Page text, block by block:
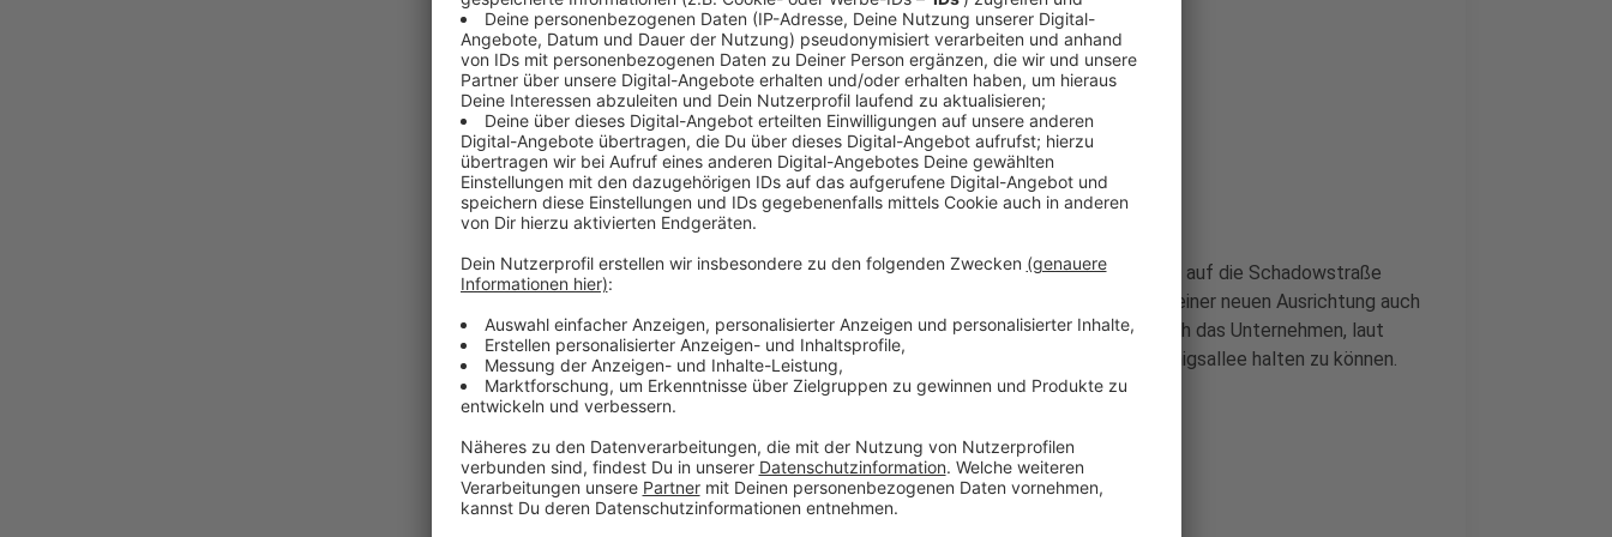
Anzeige
Neue Ausrichtung und Webshop
Anzeige
Die Ausstellungsräume wurden bereits verkleinert und sollten nun auf die Schadowstraße
verlegt werden. Dieser Vertrag wurde aber rückabgewickelt. Mit einer neuen Ausrichtung auch
auf Lifestyle Produkte und einen ausgebauten Webshop sieht sich das Unternehmen, laut
eigener Aussage, gut aufgestellt, um das Stammhaus auf der Königsallee halten zu können.
Anzeige
Weitere Infos und Links zum Thema: